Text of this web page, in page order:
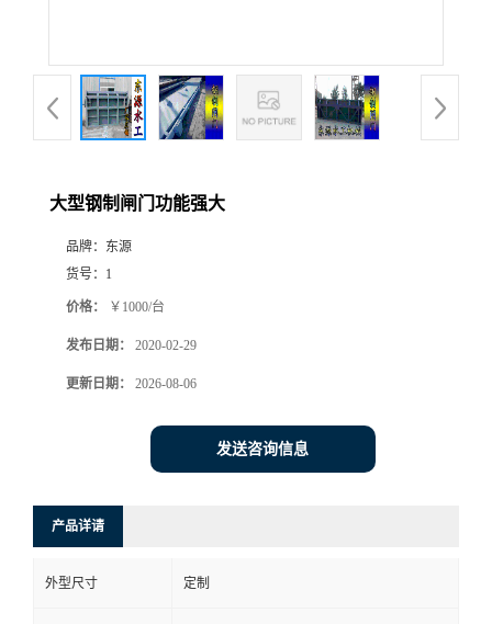
大型钢制闸门功能强大
品牌： 东源
货号： 1
价格： ￥1000/台
发布日期： 2020-02-29
更新日期： 2026-08-06
发送咨询信息
产品详请
外型尺寸 定制